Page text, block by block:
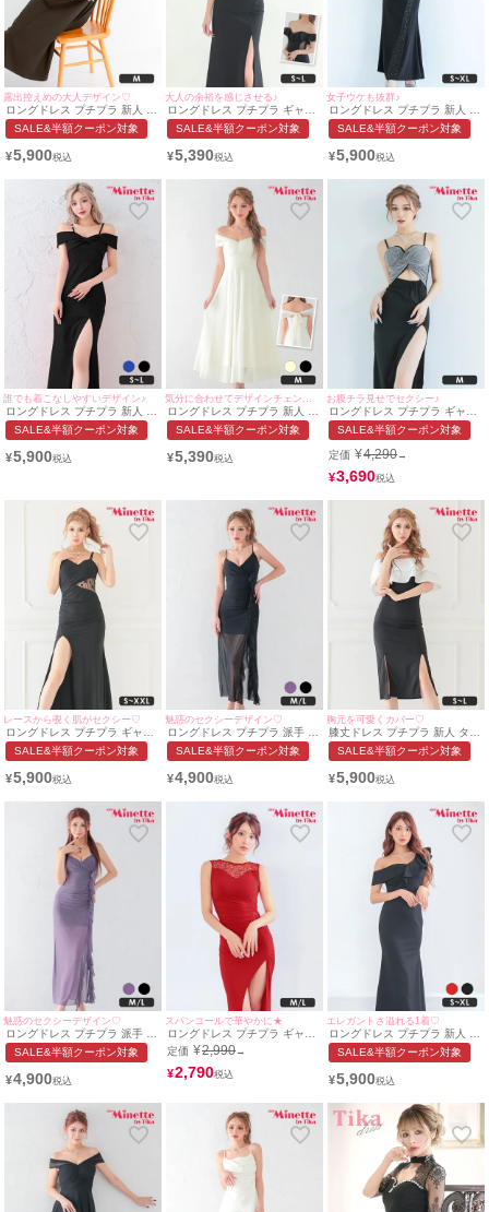
露出控えめの大人デザイン♡
ロングドレス プチプラ 新人 ワ
ンピース フレア ラウンジ 襟付
き ノースリーブ 胸元隠し スナ
ドレス (みのり着用/Mサイズ対
SALE&半額クーポン対象
¥5,900
大人の余裕を感じさせる♪
ロングドレス プチプラ ギャル
タイト オフショル セクシー ラ
ウンジ シースルー 谷間 背中魅
姫奈妙着用/S~Lサイズ対応) |
SALE&半額クーポン対象
¥5,390
女子ウケも抜群♪
ロングドレス プチプラ 新人 タ
イト セクシー ラウンジ キラキ
ラ ワンショル 胸元隠し スナッ
着用/S~XLサイズ対応) |
SALE&半額クーポン対象
¥5,900
誰でも着こなしやすいデザイン♪
ロングドレス プチプラ 新人 タ
イト オフショル スリット セク
シー キャミソール 谷間 リボン
せい着用/S~Lサイズ対応) |
SALE&半額クーポン対象
¥5,900
ロングドレス プチプラ 新人 ワ
ンピース オフショル フレア シ
アー シフォン 谷間 2way アイ
用/Mサイズ対応) | myMinette/
SALE&半額クーポン対象
¥5,390
お腹チラ見せでセクシー♪
ロングドレス プチプラ ギャル
タイト スリット セクシー キラ
キラ キャミソール 谷間 背中魅
せ キャバドレス (せいせい着
用/Mサイズ対応) | myMinette/
マイミネット
SALE&半額クーポン対象
定価 ¥4,290→
¥3,690
レースから覗く肌がセクシー♡
ロングドレス プチプラ ギャル
タイト スリット セクシー ラウ
ンジ キャミソール シアー 花柄
(波北かほ着用/S〜XXLサイズ
SALE&半額クーポン対象
¥5,900
魅惑のセクシーデザイン♡
ロングドレス プチプラ 派手 タ
イト キャミソール シアー シー
スルー 谷間 背中魅せ ブローチ
用/M~L対応) |myMinette/マイ
SALE&半額クーポン対象
¥4,900
胸元を可愛くカバー♡
膝丈ドレス プチプラ 新人 タイ
ト スリット オフショル セクシ
ー ラウンジ 低身長 胸元隠し
キャバドレス (波北かほ着
myMinette/マイミネット
SALE&半額クーポン対象
¥5,900
魅惑のセクシーデザイン♡
ロングドレス プチプラ 派手 タ
イト キャミソール シアー シー
スルー 谷間 背中魅せ ブローチ
かほ着用/M~L対応)
SALE&半額クーポン対象
¥4,900
スパンコールで華やかに★
ロングドレス プチプラ ギャル
タイト スリット ノースリーブ
レース 胸元隠し くびれ 赤 キ
ャバドレス (ちぴたん着用/M~L
サイズ対応) | myMinette/マイ
定価 ¥2,990→
¥2,790
エレガントさ溢れる1着♡
ロングドレス プチプラ 新人 タ
イト セクシー ラウンジ ノース
リーブ 胸元隠し 背中魅せ フリ
(ちぴたん着用/S~XLサイズ対
SALE&半額クーポン対象
¥5,900